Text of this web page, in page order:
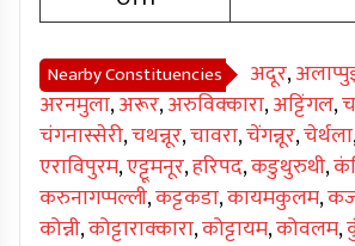
Nearby Constituencies अदूर,
अरनमुला,अरूर,अरुविक्कारा,अट्टिंगल,
चंगनास्सेरी,चथन्नूर,चावरा,चेंगन्नूर,चेर्थला
एराविपुरम,एट्टूमनूर,हरिपद,कडुथुरुथी,
करुनागप्पल्ली,कट्टकडा,कायमकुलम,
कोन्नी,कोट्टाराक्कारा,कोट्टायम,कोवलम,